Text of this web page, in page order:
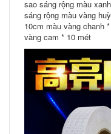
sao sáng rộng màu
sáng rộng màu vàng
10cm màu vàng chanh
vàng cam * 10 mét